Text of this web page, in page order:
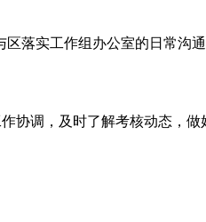
落实工作组办公室的日常沟
协调，及时了解考核动态，